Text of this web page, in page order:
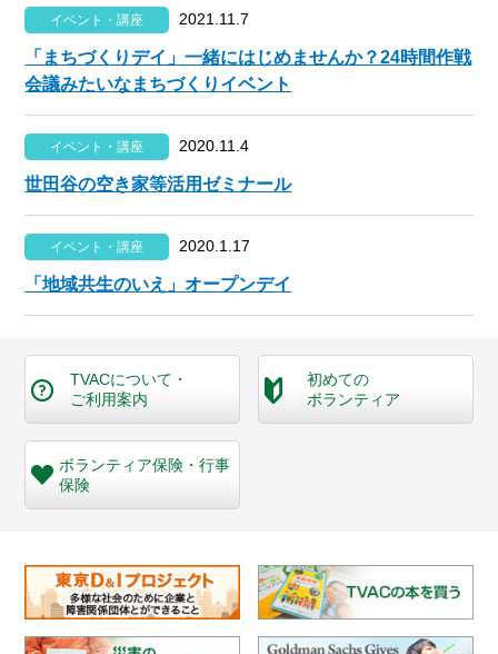
イベント・講座 2021.11.7
「まちづくりデイ」一緒にはじめませんか？24時間作戦
会議みたいなまちづくりイベント
イベント・講座 2020.11.4
世田谷の空き家等活用ゼミナール
イベント・講座 2020.1.17
「地域共生のいえ」オープンデイ
TVACについて・
ご利用案内
初めての
ボランティア
ボランティア保険・行事
保険